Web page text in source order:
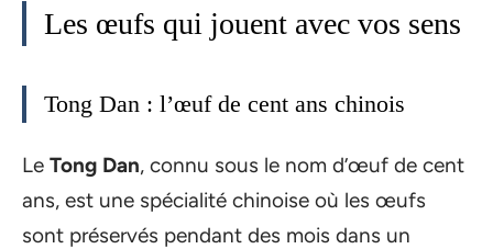
Les œufs qui jouent avec vos sens
Tong Dan : l’œuf de cent ans chinois
Le Tong Dan, connu sous le nom d’œuf de cent
ans, est une spécialité chinoise où les œufs
sont préservés pendant des mois dans un